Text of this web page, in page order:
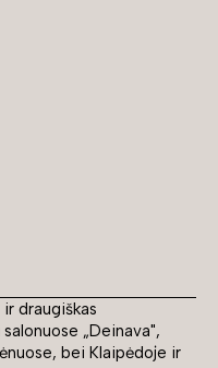
draugiškas
„Deinava",
bei Klaipėdoje ir